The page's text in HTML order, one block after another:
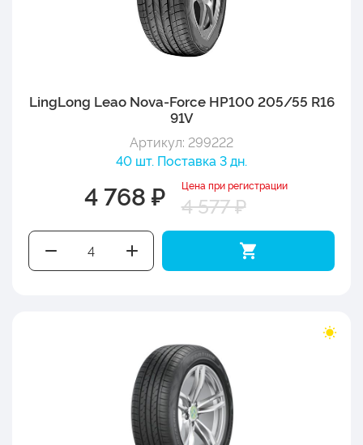
LingLong Leao Nova-Force HP100 205/55 R16
91V
Артикул: 299222
40 шт. Поставка 3 дн.
4 768 ₽ Цена при регистрации
4 577 ₽